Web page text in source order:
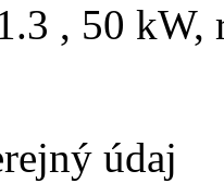
, 50 kW,
údaj